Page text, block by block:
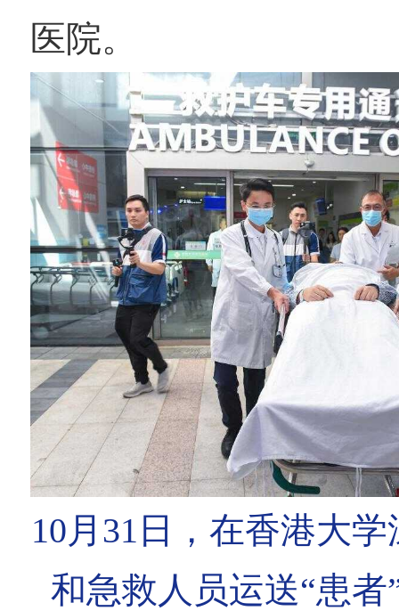
医院。
10月31日，在香港大
和急救人员运送“患